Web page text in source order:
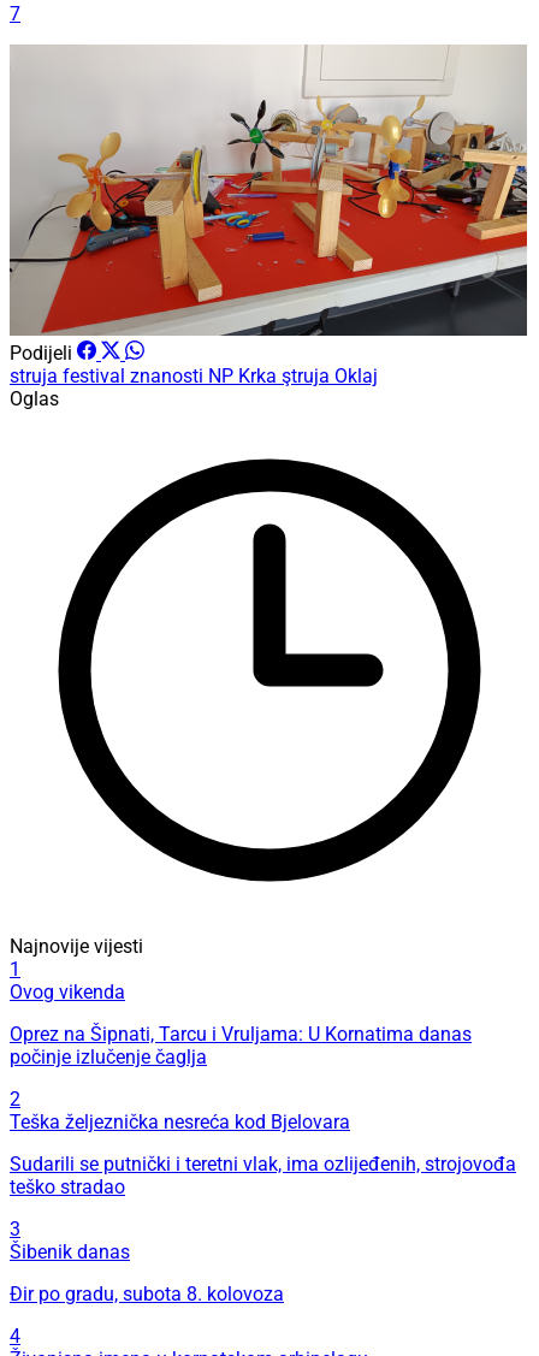
7
Podijeli
struja festival znanosti NP Krka ştruja Oklaj
Oglas
Najnovije vijesti
1
Ovog vikenda
Oprez na Šipnati, Tarcu i Vruljama: U Kornatima danas
počinje izlučenje čaglja
2
Teška željeznička nesreća kod Bjelovara
Sudarili se putnički i teretni vlak, ima ozlijeđenih, strojovođa
teško stradao
3
Šibenik danas
Đir po gradu, subota 8. kolovoza
4